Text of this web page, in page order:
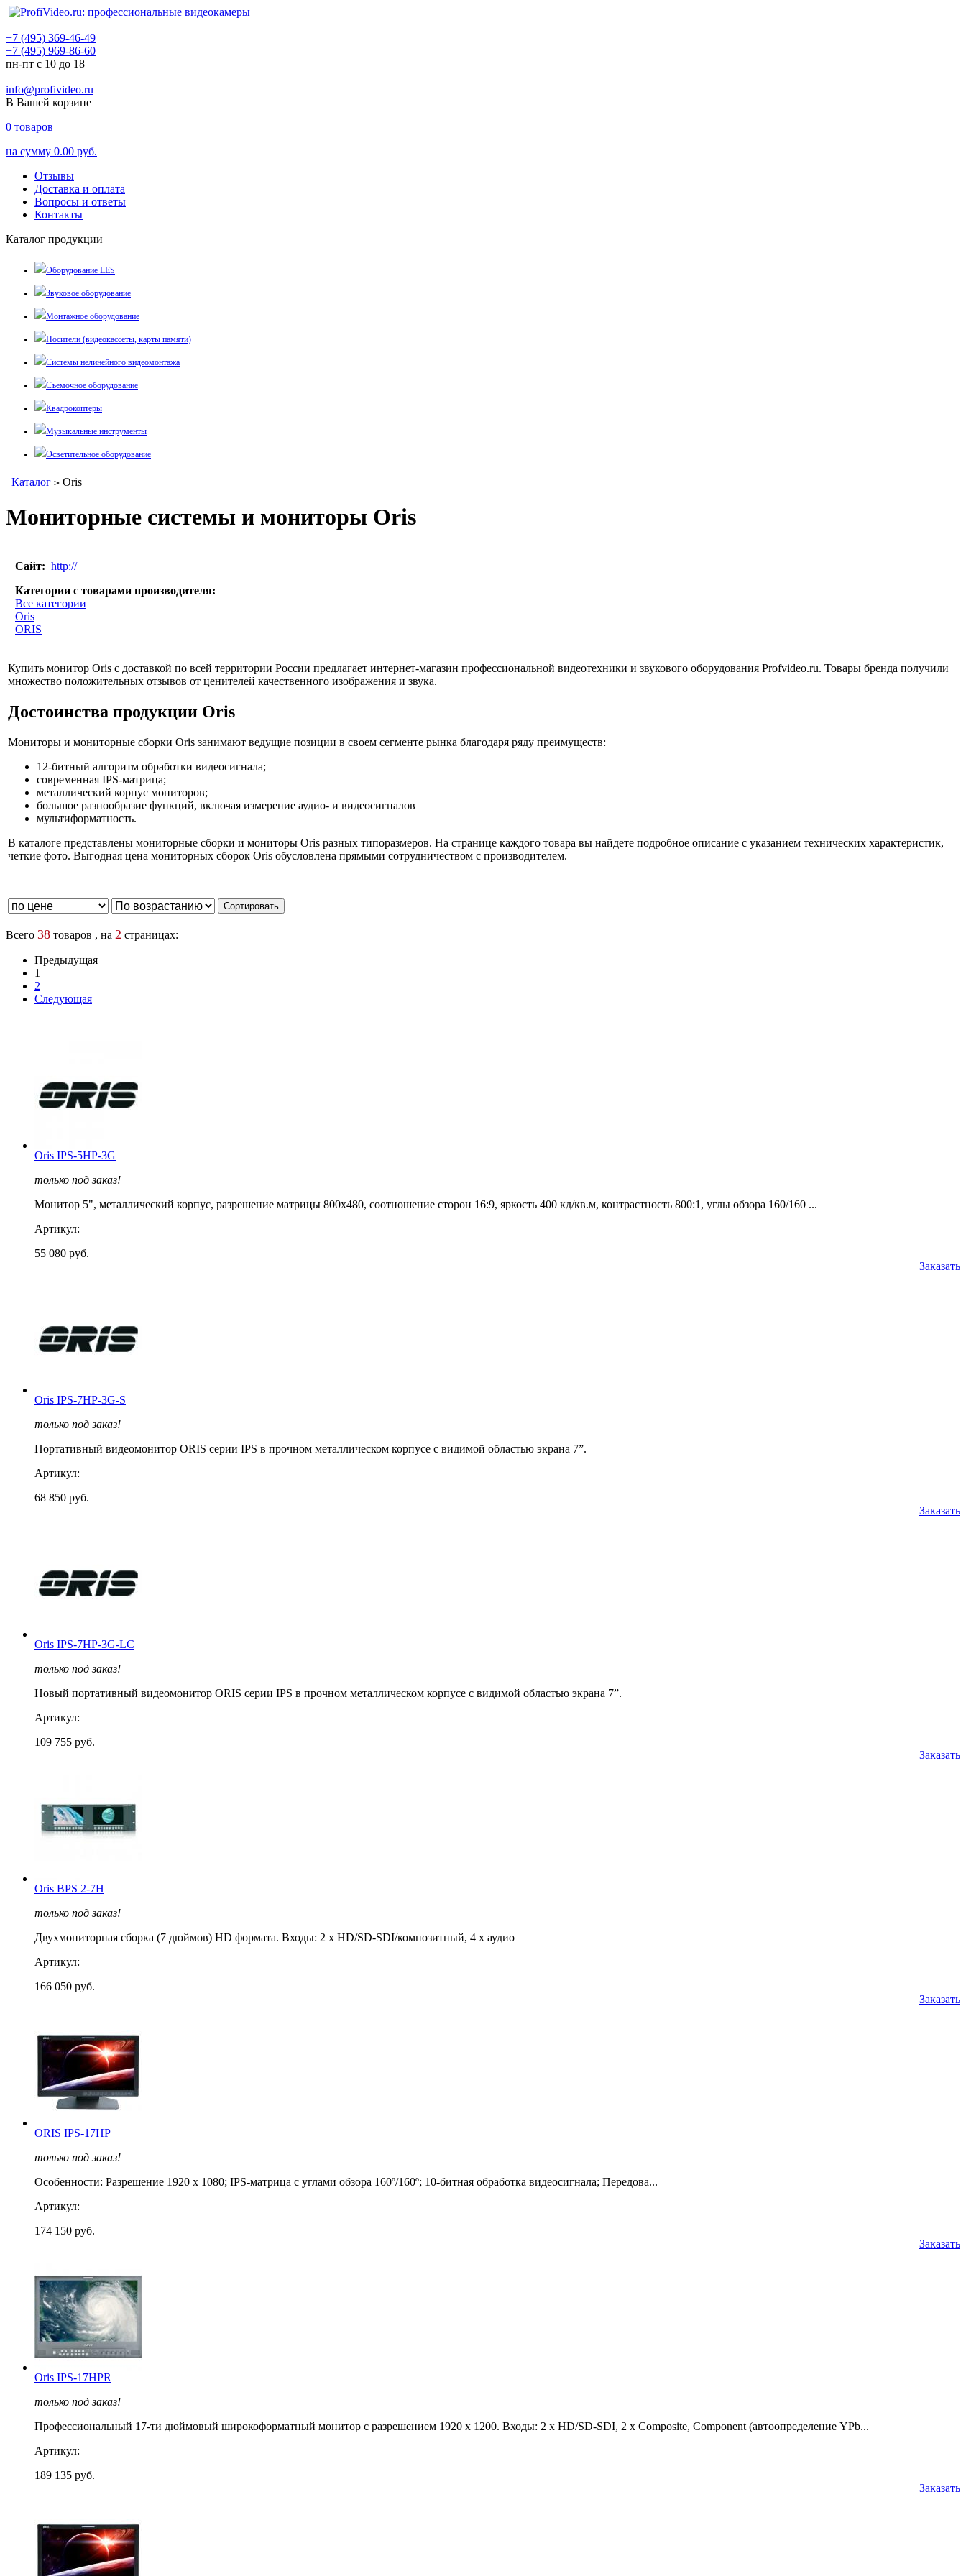
+7 (495) 369-46-49
+7 (495) 969-86-60
пн-пт с 10 до 18
info@profivideo.ru
В Вашей корзине
0 товаров
на сумму 0.00 руб.
Отзывы
Доставка и оплата
Вопросы и ответы
Контакты
Каталог продукции
Оборудование LES
Звуковое оборудование
Монтажное оборудование
Носители (видеокассеты, карты памяти)
Системы нелинейного видеомонтажа
Съемочное оборудование
Квадрокоптеры
Музыкальные инструменты
Осветительное оборудование
Каталог > Oris
Мониторные системы и мониторы Oris
Сайт: http://
Категории с товарами производителя:
Все категории
Oris
ORIS
Купить монитор Oris с доставкой по всей территории России предлагает интернет-магазин профессиональной видеотехники и звукового оборудования Profvideo.ru. Товары бренда получили
множество положительных отзывов от ценителей качественного изображения и звука.
Достоинства продукции Oris
Мониторы и мониторные сборки Oris занимают ведущие позиции в своем сегменте рынка благодаря ряду преимуществ:
12-битный алгоритм обработки видеосигнала;
современная IPS-матрица;
металлический корпус мониторов;
большое разнообразие функций, включая измерение аудио- и видеосигналов
мультиформатность.
В каталоге представлены мониторные сборки и мониторы Oris разных типоразмеров. На странице каждого товара вы найдете подробное описание с указанием технических характеристик,
четкие фото. Выгодная цена мониторных сборок Oris обусловлена прямыми сотрудничеством с производителем.
Всего 38 товаров , на 2 страницах:
Предыдущая
1
2
Следующая
Oris IPS-5HP-3G
только под заказ!
Монитор 5", металлический корпус, разрешение матрицы 800х480, соотношение сторон 16:9, яркость 400 кд/кв.м, контрастность 800:1, углы обзора 160/160 ...
Артикул:
55 080 руб.
Заказать
Oris IPS-7HP-3G-S
только под заказ!
Портативный видеомонитор ORIS серии IPS в прочном металлическом корпусе с видимой областью экрана 7”.
Артикул:
68 850 руб.
Заказать
Oris IPS-7HP-3G-LC
только под заказ!
Новый портативный видеомонитор ORIS серии IPS в прочном металлическом корпусе с видимой областью экрана 7”.
Артикул:
109 755 руб.
Заказать
Oris BPS 2-7H
только под заказ!
Двухмониторная сборка (7 дюймов) HD формата. Входы: 2 х HD/SD-SDI/композитный, 4 x аудио
Артикул:
166 050 руб.
Заказать
ORIS IPS-17HP
только под заказ!
Особенности: Разрешение 1920 х 1080; IPS-матрица с углами обзора 160º/160º; 10-битная обработка видеосигнала; Передова...
Артикул:
174 150 руб.
Заказать
Oris IPS-17HPR
только под заказ!
Профессиональный 17-ти дюймовый широкоформатный монитор с разрешением 1920 х 1200. Входы: 2 x HD/SD-SDI, 2 x Composite, Component (автоопределение YPb...
Артикул:
189 135 руб.
Заказать